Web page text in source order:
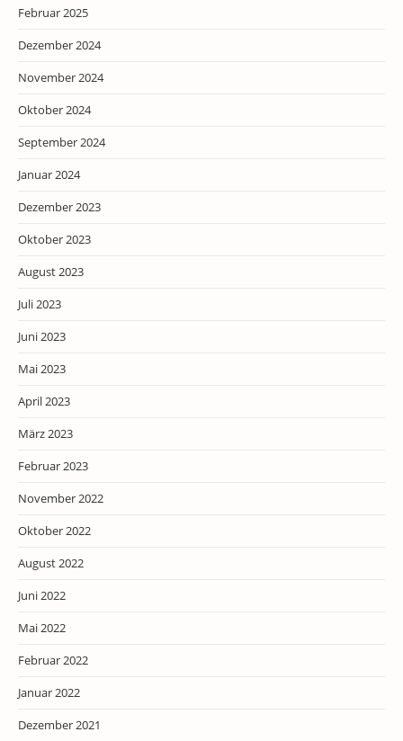
Februar 2025
Dezember 2024
November 2024
Oktober 2024
September 2024
Januar 2024
Dezember 2023
Oktober 2023
August 2023
Juli 2023
Juni 2023
Mai 2023
April 2023
März 2023
Februar 2023
November 2022
Oktober 2022
August 2022
Juni 2022
Mai 2022
Februar 2022
Januar 2022
Dezember 2021